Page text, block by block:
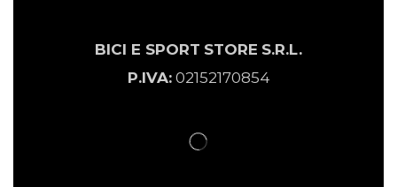
BICI E SPORT STORE S.R.L.
P.IVA:02152170854